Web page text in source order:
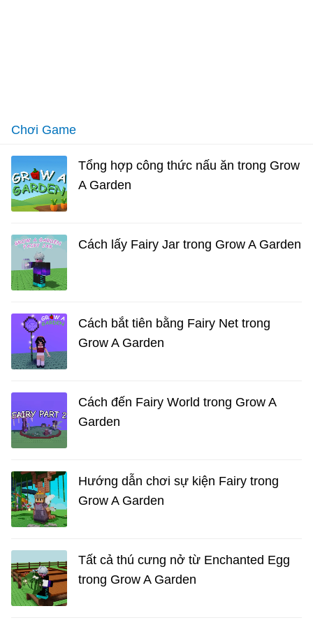
Chơi Game
Tổng hợp công thức nấu ăn trong Grow
A Garden
Cách lấy Fairy Jar trong Grow A Garden
Cách bắt tiên bằng Fairy Net trong
Grow A Garden
Cách đến Fairy World trong Grow A
Garden
Hướng dẫn chơi sự kiện Fairy trong
Grow A Garden
Tất cả thú cưng nở từ Enchanted Egg
trong Grow A Garden